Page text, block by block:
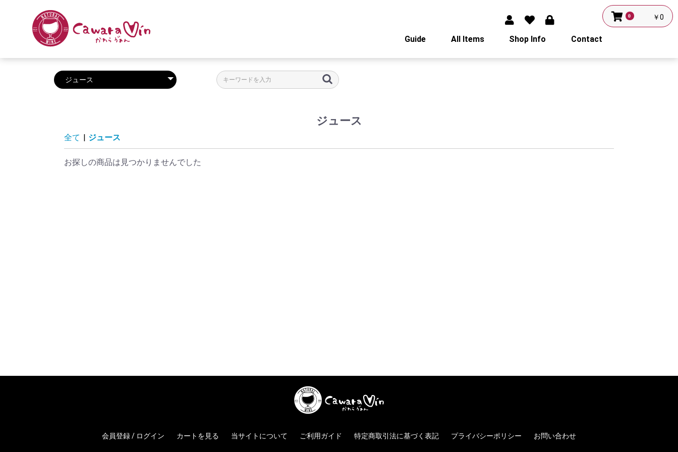
0 ￥0
Guide All Items Shop Info Contact
ジュース
全て | ジュース
お探しの商品は見つかりませんでした
会員登録 / ログイン カートを見る 当サイトについて ご利用ガイド 特定商取引法に基づく表記 プライバシーポリシー お問い合わせ